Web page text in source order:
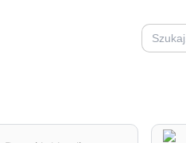
Search
for: